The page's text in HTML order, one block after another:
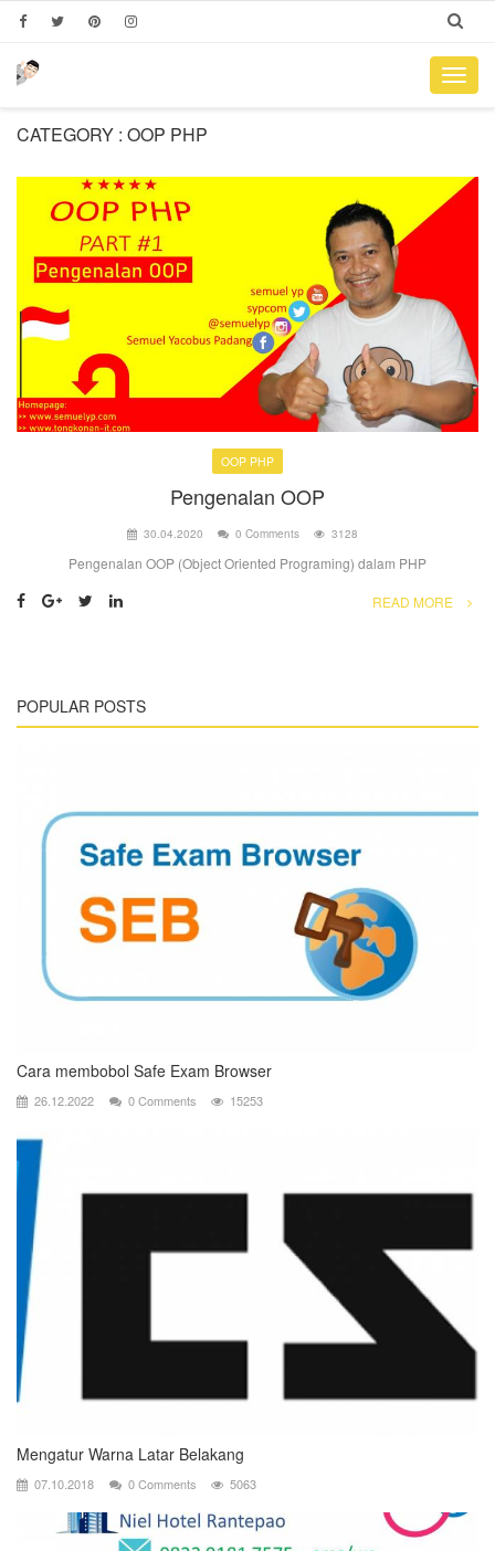
CATEGORY : OOP PHP
OOP PHP
Pengenalan OOP
30.04.2020 0 Comments 3128
Pengenalan OOP (Object Oriented Programing) dalam PHP
READ MORE
POPULAR POSTS
Cara membobol Safe Exam Browser
26.12.2022 0 Comments 15253
Mengatur Warna Latar Belakang
07.10.2018 0 Comments 5063